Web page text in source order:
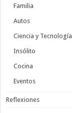
Familia
Autos
Ciencia y Tecnología
Insólito
Cocina
Eventos
Reflexiones